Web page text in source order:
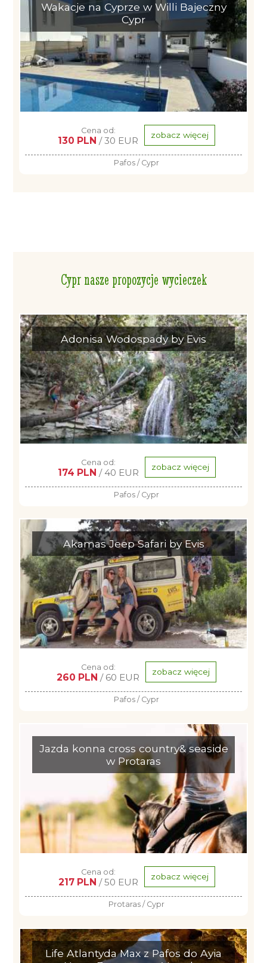
Wakacje na Cyprze w Willi Bajeczny
Cypr
Cena od:
130 PLN / 30 EUR zobacz więcej
Pafos / Cypr
Cypr nasze propozycje wycieczek
Adonisa Wodospady by Evis
Cena od:
174 PLN / 40 EUR zobacz więcej
Pafos / Cypr
Akamas Jeep Safari by Evis
Cena od:
260 PLN / 60 EUR zobacz więcej
Pafos / Cypr
Jazda konna cross country& seaside
w Protaras
Cena od:
217 PLN / 50 EUR zobacz więcej
Protaras / Cypr
Life Atlantyda Max z Pafos do Ayia